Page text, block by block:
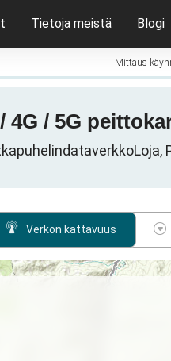
Tietoja meistä Blogi
Mittaus
4G / 5G
Verkon kattavuus